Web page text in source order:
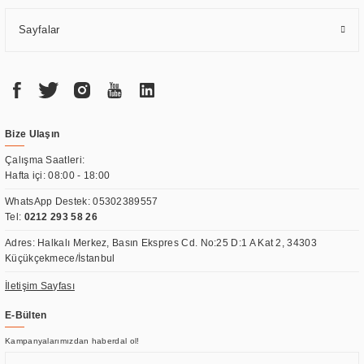
Sayfalar
Bize Ulaşın
Çalışma Saatleri:
Hafta içi: 08:00 - 18:00
WhatsApp Destek:05302389557
Tel: 0212 293 58 26
Adres: Halkalı Merkez, Basın Ekspres Cd. No:25 D:1 A Kat 2, 34303
Küçükçekmece/İstanbul
İletişim Sayfası
E-Bülten
Kampanyalarımızdan haberdal ol!